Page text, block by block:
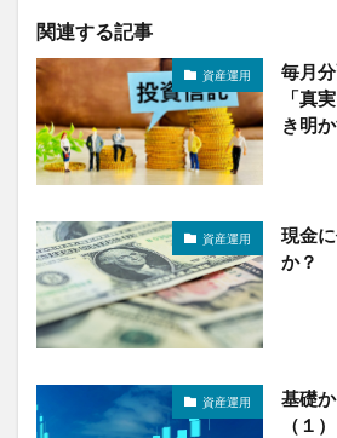
関連する記事
資産運用
毎月
「真
き明
資産運用
現金
か？
資産運用
基礎
（１